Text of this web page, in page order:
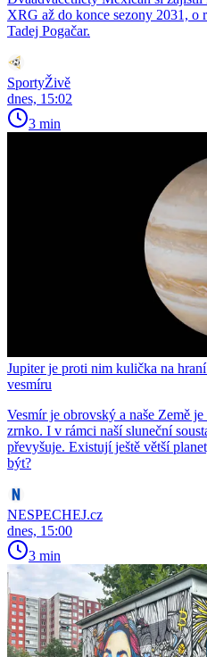
XRG až do konce sezony 2031, o
Tadej Pogačar.
SportyŽivě
dnes, 15:02
3 min
Jupiter je proti nim kulička na
vesmíru
Vesmír je obrovský a naše Země
zrnko. I v rámci naší sluneční
převyšuje. Existují ještě větší
být?
NESPECHEJ.cz
dnes, 15:00
3 min